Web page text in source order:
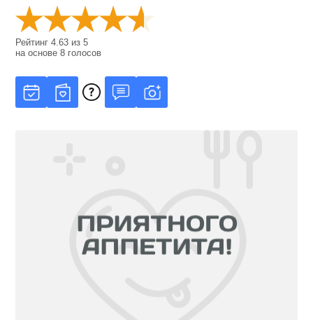
Рейтинг4.63 из5
на основе8 голосов